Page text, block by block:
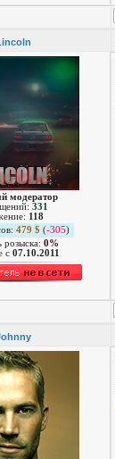
модератор
331
118
479 $ (-305)
розыска: 0%
c 07.10.2011